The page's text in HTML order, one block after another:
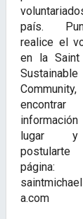
país.
realice el
en la Saint
Sustainable
lugar
página:
a.com